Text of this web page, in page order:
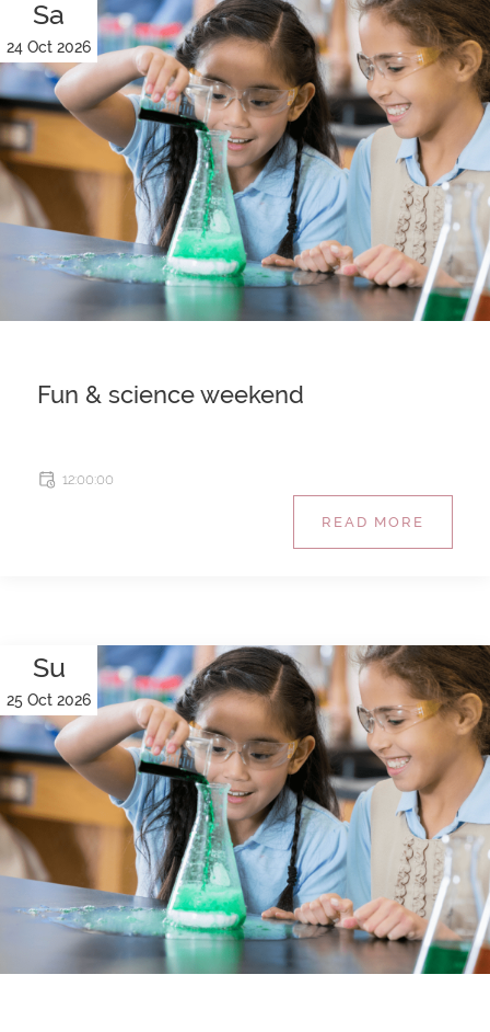
Sa
24 Oct 2026
Fun & science weekend
12:00:00
READ MORE
Su
25 Oct 2026